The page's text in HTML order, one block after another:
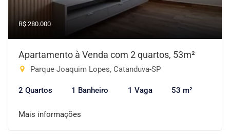
R$ 280.000
Apartamento à Venda com 2 quartos, 53m²
Parque Joaquim Lopes, Catanduva-SP
2 Quartos 1 Banheiro 1 Vaga 53 m²
Mais informações